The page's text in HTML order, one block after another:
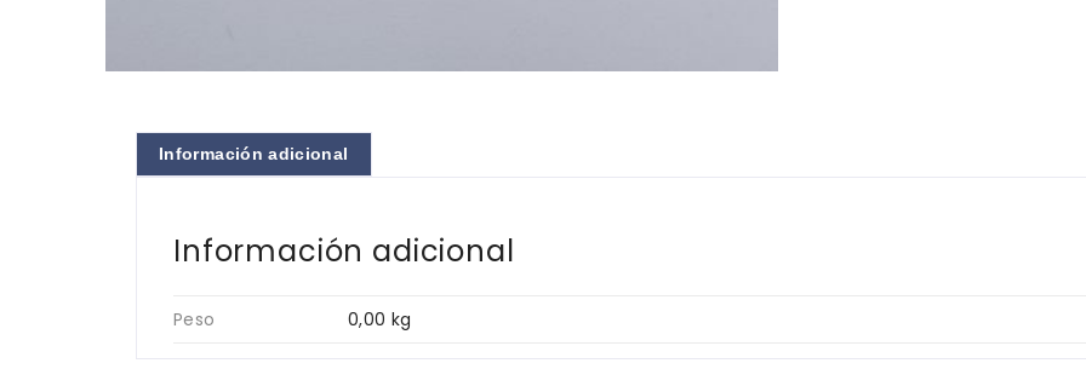
Información adicional
Información adicional
Peso 0,00 kg